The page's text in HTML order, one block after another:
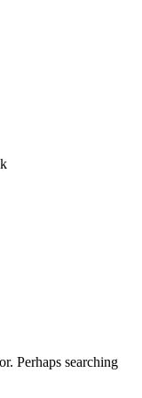
Perhaps searching